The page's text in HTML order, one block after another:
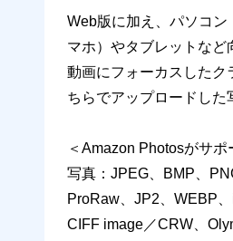
Web版に加え、パソコ
マホ）やタブレットな
動画にフォーカスしたク
ちらでアップロードした
＜Amazon Photosがサポ
写真：JPEG、BMP、
ProRaw、JP2、WEBP
CIFF image／CRW、